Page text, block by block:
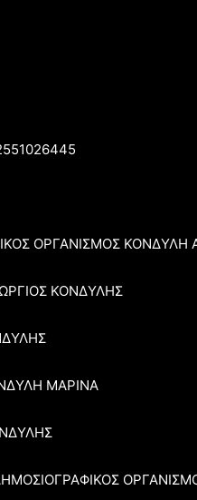
ΟΡΓΑΝΙΣΜΟΣ ΚΟΝΔΥΛΗ
ΚΟΝΔΥΛΗΣ
ΜΑΡΙΝΑ